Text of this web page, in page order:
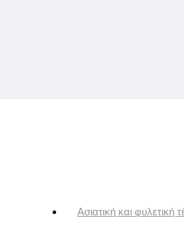
Ασιατική και φυλετική